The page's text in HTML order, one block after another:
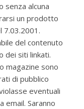
senza alcuna
un prodotto
7.03.2001.
del contenuto
dei siti linkati.
magazine sono
di pubblico
eventuali
email. Saranno